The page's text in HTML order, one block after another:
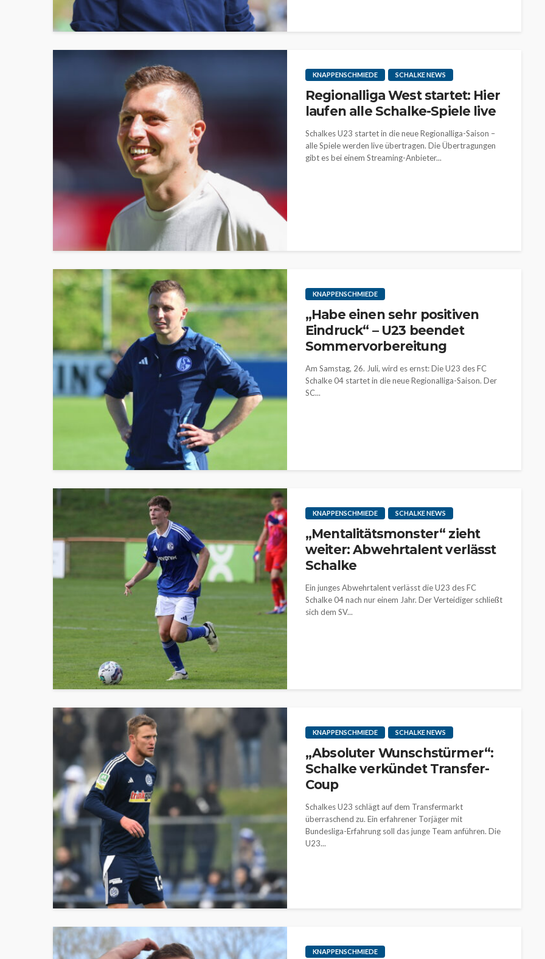
KNAPPENSCHMIEDE SCHALKE NEWS
Regionalliga West startet: Hier
laufen alle Schalke-Spiele live
Schalkes U23 startet in die neue Regionalliga-Saison –
alle Spiele werden live übertragen. Die Übertragungen
gibt es bei einem Streaming-Anbieter...
KNAPPENSCHMIEDE
„Habe einen sehr positiven
Eindruck“ – U23 beendet
Sommervorbereitung
Am Samstag, 26. Juli, wird es ernst: Die U23 des FC
Schalke 04 startet in die neue Regionalliga-Saison. Der
SC...
KNAPPENSCHMIEDE SCHALKE NEWS
„Mentalitätsmonster“ zieht
weiter: Abwehrtalent verlässt
Schalke
Ein junges Abwehrtalent verlässt die U23 des FC
Schalke 04 nach nur einem Jahr. Der Verteidiger schließt
sich dem SV...
KNAPPENSCHMIEDE SCHALKE NEWS
„Absoluter Wunschstürmer“:
Schalke verkündet Transfer-
Coup
Schalkes U23 schlägt auf dem Transfermarkt
überraschend zu. Ein erfahrener Torjäger mit
Bundesliga-Erfahrung soll das junge Team anführen. Die
U23...
KNAPPENSCHMIEDE